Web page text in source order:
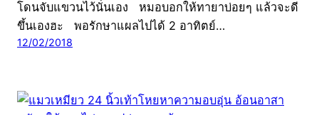
โดนจับแขวนไว้นั่นเอง หมอบอกให้ทายาบ่อยๆ แล้วจะดี
ขึ้นเองฮะ พอรักษาแผลไปได้ 2 อาทิตย์…
12/02/2018